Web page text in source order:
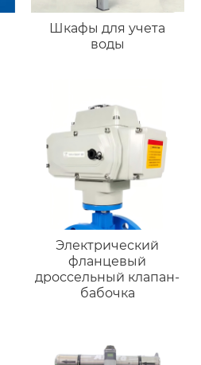
Шкафы для учета
воды
Электрический
фланцевый
дроссельный клапан-
бабочка